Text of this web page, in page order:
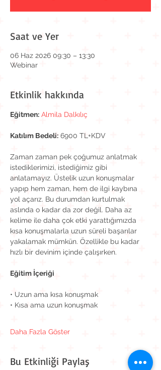
Saat ve Yer
06 Haz 2026 09:30 – 13:30
Webinar
Etkinlik hakkında
Eğitmen: Almila Dalkılıç
Katılım Bedeli: 6900 TL+KDV
Zaman zaman pek çoğumuz anlatmak
istediklerimizi, istediğimiz gibi
anlatamayız. Üstelik uzun konuşmalar
yapıp hem zaman, hem de ilgi kaybına
yol açarız. Bu durumdan kurtulmak
aslında o kadar da zor değil. Daha az
kelime ile daha çok etki yarattığımızda
kısa konuşmalarla uzun süreli başarılar
yakalamak mümkün. Özellikle bu kadar
hızlı bir devinim içinde çalışırken.
Eğitim İçeriği
• Uzun ama kısa konuşmak
• Kısa ama uzun konuşmak
Daha Fazla Göster
Bu Etkinliği Paylaş